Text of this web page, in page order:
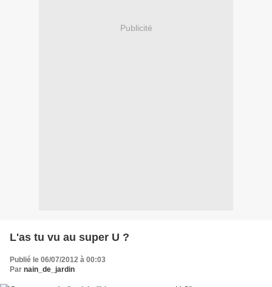
Publicité
L'as tu vu au super U ?
Publié le 06/07/2012 à 00:03
Par nain_de_jardin